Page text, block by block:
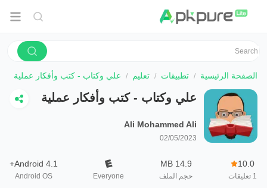
الصفحة الرئيسية تطبيقات تعليم علي وكتاب - كتب وأفكار عملية
علي وكتاب - كتب وأفكار عملية
Ali Mohammed Ali
02/05/2023
10.0
1 تعليقات
14.9 MB
حجم الملف Everyone
Android 4.1+
Android OS